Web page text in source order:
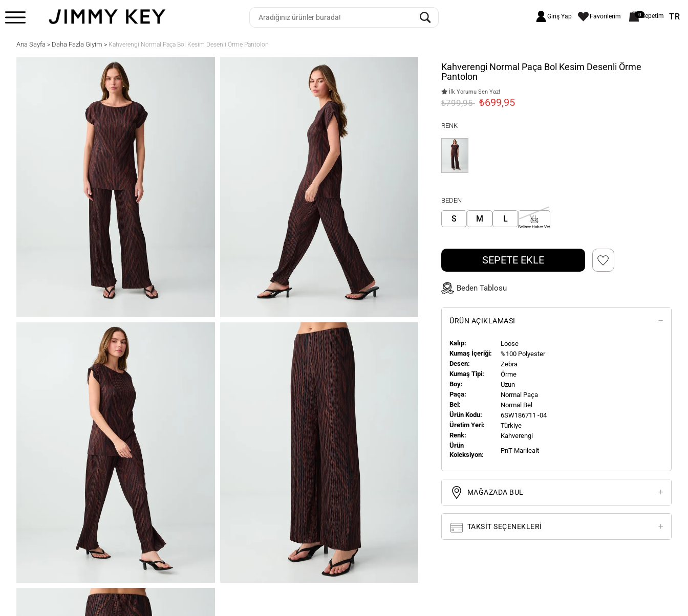
Giriş Yap Favorilerim 0Sepetim TR
Ana Sayfa > Daha Fazla Giyim > Kahverengi Normal Paça Bol Kesim Desenli Örme Pantolon
Kahverengi Normal Paça Bol Kesim Desenli Örme
Pantolon
İlk Yorumu Sen Yaz!
₺799,95 ₺699,95
RENK
BEDEN
S M L XL
Gelince Haber Ver
SEPETE EKLE
Beden Tablosu
ÜRÜN AÇIKLAMASI
Kalıp:
Loose
Kumaş İçeriği:
%100 Polyester
Desen:
Zebra
Kumaş Tipi:
Örme
Boy:
Uzun
Paça:
Normal Paça
Bel:
Normal Bel
Ürün Kodu:
6SW186711 -04
Üretim Yeri:
Türkiye
Renk:
Kahverengi
Ürün
Koleksiyon:
PnT-Marılealt
MAĞAZADA BUL
TAKSIT SEÇENEKLERI